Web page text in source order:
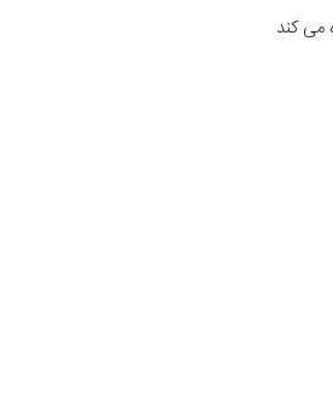
می کند